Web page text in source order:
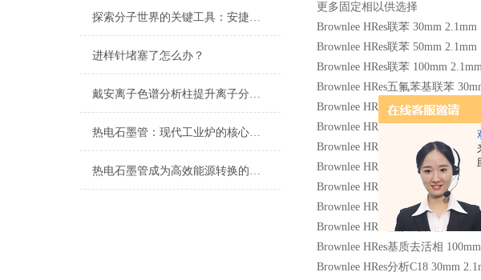
探索分子世界的关键工具：安捷伦色谱柱的技术优势与应用
进样针堵塞了怎么办？
戴安离子色谱分析柱提升离子分析精度与效率
热电石墨管：现代工业炉的核心组件
热电石墨管成为高效能源转换的未来选择
更多固定相以供选择
Brownlee HRes联苯 30mm 2.1mm
Brownlee HRes联苯 50mm 2.1mm
Brownlee HRes联苯 100mm
Brownlee HRes五氟苯基联苯
Brownlee HRes五氟苯基联苯
Brownlee HRes五氟苯基联苯
Brownlee HRes水合C18 30mm
Brownlee HRes水合C18 50mm
Brownlee HRes水合C18 100mm
Brownlee HRes基质去活相 30mm
Brownlee HRes基质去活相 50mm
Brownlee HRes基质去活相
Brownlee HRes分析C18 30mm